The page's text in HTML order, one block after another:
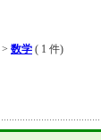
> 数学 ( 1 件)